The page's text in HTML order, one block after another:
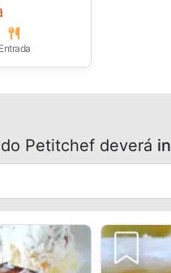
Entrada
do Petitchef deverá